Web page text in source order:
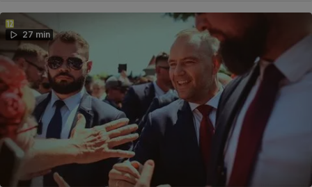
27 min